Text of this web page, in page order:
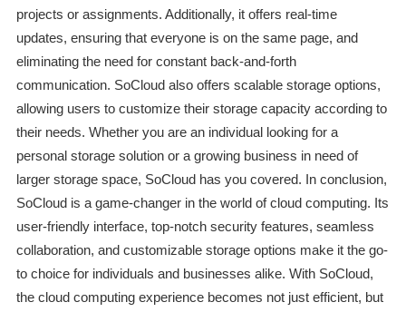
projects or assignments. Additionally, it offers real-time
updates, ensuring that everyone is on the same page, and
eliminating the need for constant back-and-forth
communication. SoCloud also offers scalable storage options,
allowing users to customize their storage capacity according to
their needs. Whether you are an individual looking for a
personal storage solution or a growing business in need of
larger storage space, SoCloud has you covered. In conclusion,
SoCloud is a game-changer in the world of cloud computing. Its
user-friendly interface, top-notch security features, seamless
collaboration, and customizable storage options make it the go-
to choice for individuals and businesses alike. With SoCloud,
the cloud computing experience becomes not just efficient, but